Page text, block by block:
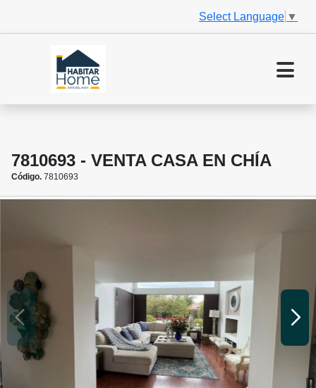
Select Language ▼
7810693 - VENTA CASA EN CHÍA
Código. 7810693